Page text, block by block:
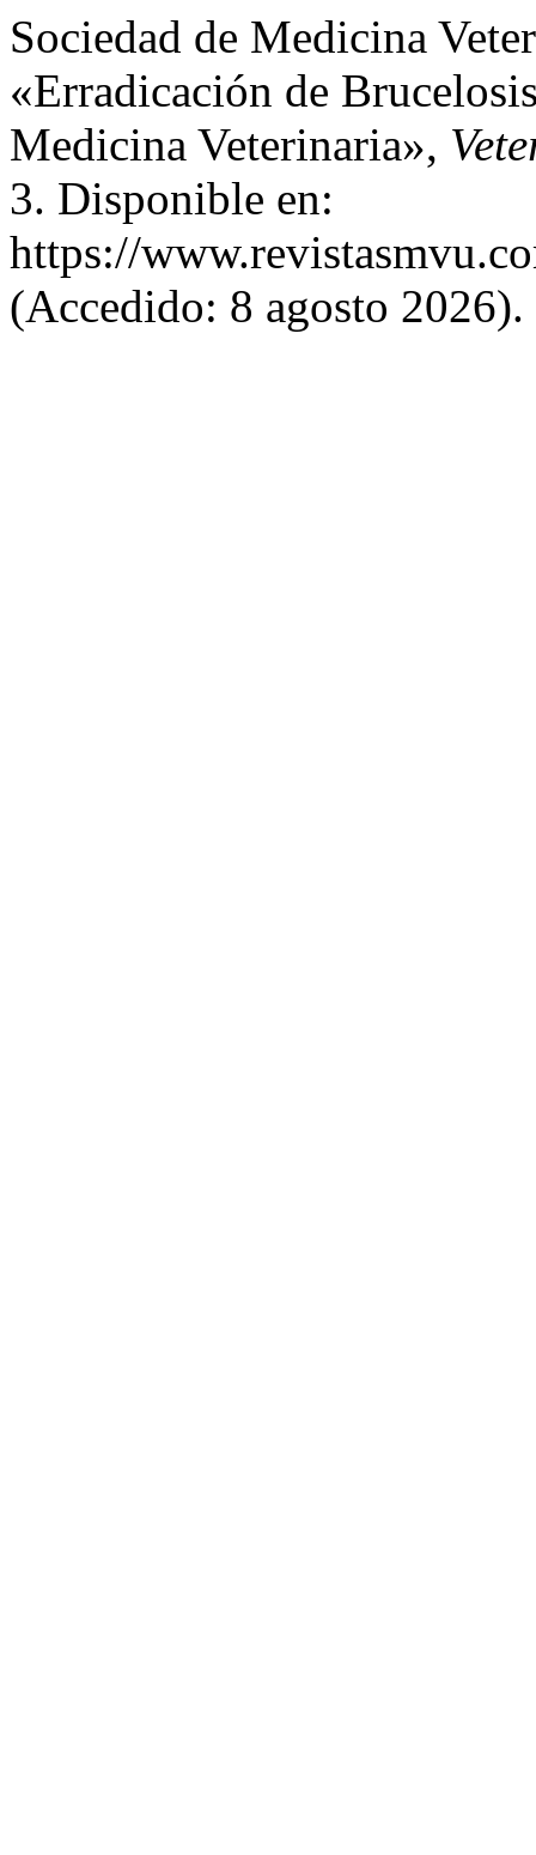
Sociedad de Medicina
«Erradicación de
Medicina Veterinaria»,
3. Disponible en:
https://
(Accedido: 8 agosto 2026).